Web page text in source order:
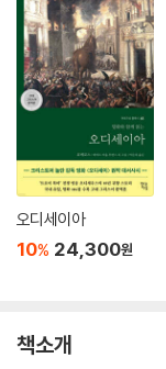
오디세이아
10% 24,300원
책소개